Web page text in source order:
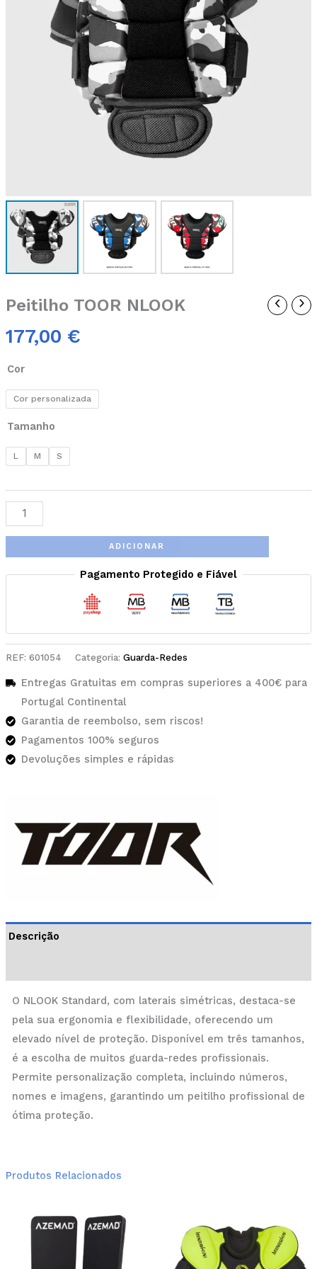
Peitilho TOOR NLOOK
177,00 €
Cor
Cor personalizada
Tamanho
L M S
ADICIONAR
Pagamento Protegido e Fiável
REF: 601054 Categoria: Guarda-Redes
Entregas Gratuitas em compras superiores a 400€ para
Portugal Continental
Garantia de reembolso, sem riscos!
Pagamentos 100% seguros
Devoluções simples e rápidas
Descrição
O NLOOK Standard, com laterais simétricas, destaca-se
pela sua ergonomia e flexibilidade, oferecendo um
elevado nível de proteção. Disponível em três tamanhos,
é a escolha de muitos guarda-redes profissionais.
Permite personalização completa, incluindo números,
nomes e imagens, garantindo um peitilho profissional de
ótima proteção.
Produtos Relacionados
multiple
through
125,00 €
has